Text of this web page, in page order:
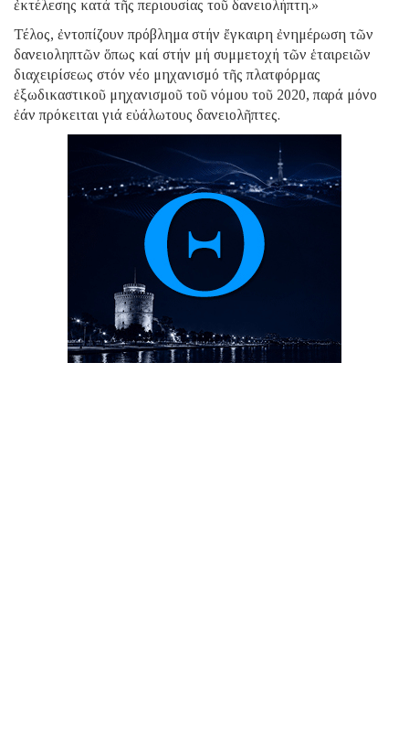
ἐκτέλεσης κατά τῆς περιουσίας τοῦ δανειολήπτη.»
Τέλος, ἐντοπίζουν πρόβλημα στήν ἔγκαιρη ἐνημέρωση τῶν
δανειοληπτῶν ὅπως καί στήν μή συμμετοχή τῶν ἑταιρειῶν
διαχειρίσεως στόν νέο μηχανισμό τῆς πλατφόρμας
ἐξωδικαστικοῦ μηχανισμοῦ τοῦ νόμου τοῦ 2020, παρά μόνο
ἐάν πρόκειται γιά εὐάλωτους δανειολῆπτες.